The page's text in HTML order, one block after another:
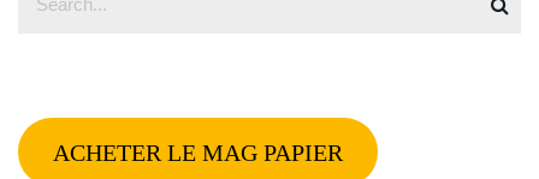
ACHETER LE MAG PAPIER